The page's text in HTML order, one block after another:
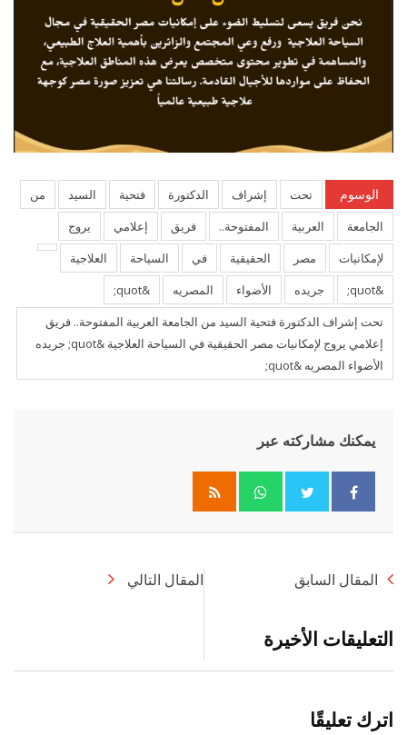
الوسوم تحت إشراف الدكتورة فتحية السيد
من
الجامعة
العربية المفتوحة.. فريق إعلامي
يروج
لإمكانيات
مصر الحقيقية في السياحة
العلاجية
&quot;
جريده الأضواء المصريه
&quot;
تحت إشراف الدكتورة فتحية السيد من الجامعة العربية المفتوحة.. فريق
إعلامي يروج لإمكانيات مصر الحقيقية في السياحة العلاجية &quot; جريده
الأضواء المصريه &quot;
يمكنك مشاركته عبر
Whatsapp
المقال السابق المقال التالي
التعليقات الأخيرة
اترك تعليقًا